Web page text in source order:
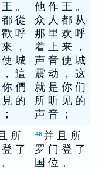
。
從
呼
，
城
這
們
的
他 作 王 。
众 人 都 从
那 里 欢 呼
着 上 来 ，
声 音 使 城
震 动 ， 这
就 是 你 们
所 听 见 的
声 音 ；
所
了
46 并 且 所
罗 门 登 了
国 位 。